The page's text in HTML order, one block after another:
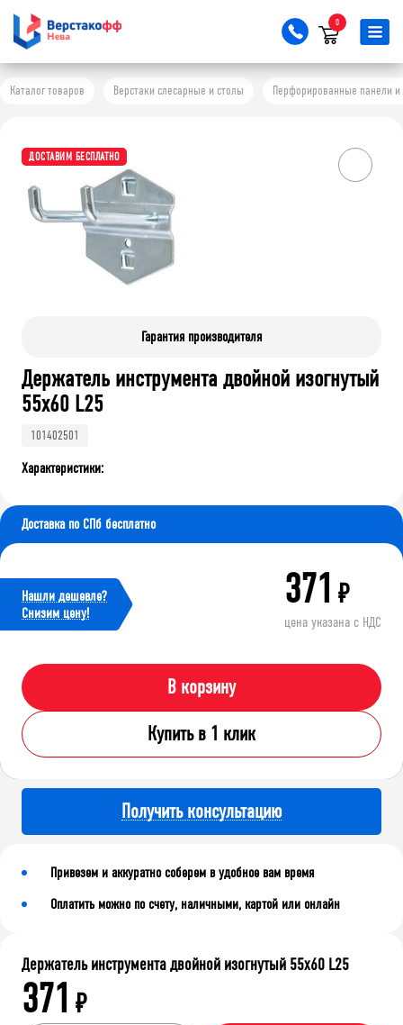
0
Каталог товаров Верстаки слесарные и столы Перфорированные панели и
ДОСТАВИМ БЕСПЛАТНО
Гарантия производителя
Держатель инструмента двойной изогнутый
55х60 L25
101402501
Характеристики:
Доставка по СПб бесплатно
Нашли дешевле?
Cнизим цену!
371 ₽
цена указана с НДС
В корзину
Купить в 1 клик
Получить консультацию
Привезем и аккуратно соберем в удобное вам время
Оплатить можно по счету, наличными, картой или онлайн
Держатель инструмента двойной изогнутый 55х60 L25
371 ₽